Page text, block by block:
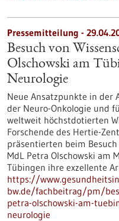
Pressemitteilung -
Besuch von
Olschowski am
Neurologie
Neue Ansatzpunkte in der
der Neuro-Onkologie und
weltweit höchstdotierten
Forschende des Hertie-
präsentierten beim
MdL Petra Olschowski am
Tübingen ihre exzellente
https://
bw.de/fachbeitrag/pm/
petra-olschowski-am-
neurologie